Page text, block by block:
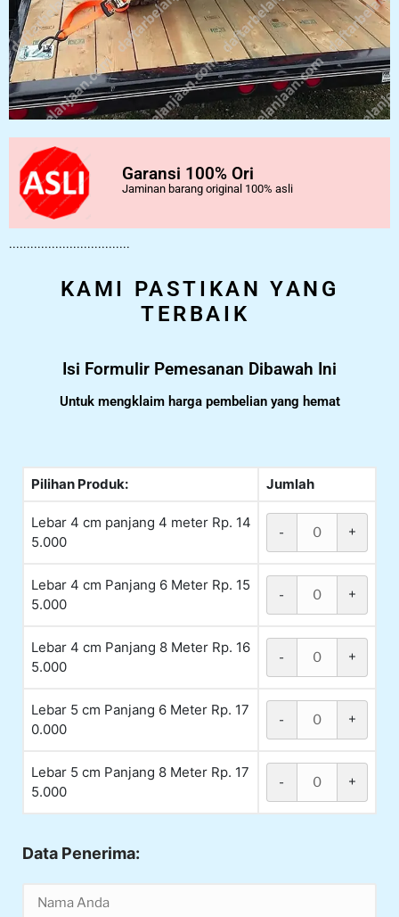
Garansi 100% Ori
Jaminan barang original 100% asli
..................................
KAMI PASTIKAN YANG
TERBAIK
Isi Formulir Pemesanan Dibawah Ini
Untuk mengklaim harga pembelian yang hemat
Pilihan Produk: Jumlah
Lebar 4 cm panjang 4 meter Rp. 14
5.000
- +
Lebar 4 cm Panjang 6 Meter Rp. 15
5.000
- +
Lebar 4 cm Panjang 8 Meter Rp. 16
5.000
- +
Lebar 5 cm Panjang 6 Meter Rp. 17
0.000
- +
Lebar 5 cm Panjang 8 Meter Rp. 17
5.000
- +
Data Penerima: